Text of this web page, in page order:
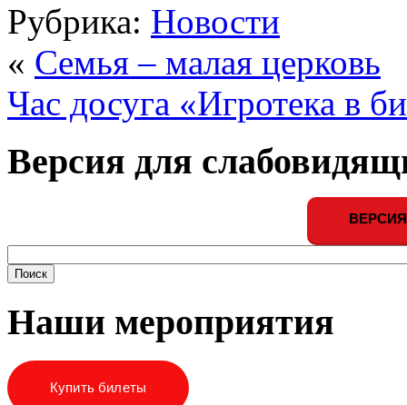
Рубрика: Новости
« Семья – малая церковь
Час досуга «Игротека в
Версия для
Наши мероприятия
Купить билеты